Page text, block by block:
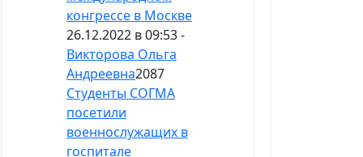
конгрессе в Москве
26.12.2022 в 09:53 -
Викторова Ольга
Андреевна2087
Студенты СОГМА
посетили
военнослужащих в
госпитале